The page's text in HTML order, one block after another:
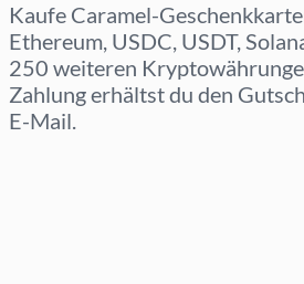
Kaufe Caramel-
Ethereum, USDC, USDT,
250 weiteren
Zahlung erhältst du den
E-Mail.